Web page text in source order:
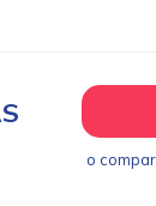
o